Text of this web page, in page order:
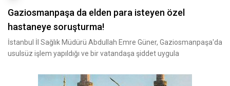
Gaziosmanpaşa da elden para isteyen özel
hastaneye soruşturma!
İstanbul İl Sağlık Müdürü Abdullah Emre Güner, Gaziosmanpaşa'da
usulsüz işlem yapıldığı ve bir vatandaşa şiddet uygula